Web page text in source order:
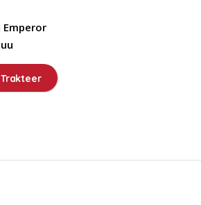
Emperor